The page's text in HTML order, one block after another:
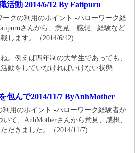
活動 2014/6/12 By Fatipuru
クの利用のポイント -ハローワーク経
さんから、意見、感想、経験など
します。（2014/6/12)
。例えば四年制の大学生であっても、
動をしていなければいけない状態...
包んで2014/11/7 ByAnhMother
利用のポイント -ハローワーク経験者か
て、AnhMotherさんから意見、感想、
だきました。（2014/11/7)